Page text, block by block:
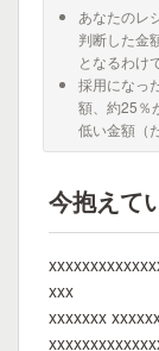
あなたのレ
判断した金
となるわけ
採用になっ
額、約25％
低い金額（
今抱えて
xxx
xxxxxxx